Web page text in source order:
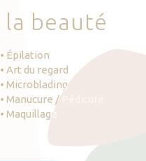
la beauté
• Épilation
• Art du regard
• Microblading
• Manucure / Pédicure
• Maquillage